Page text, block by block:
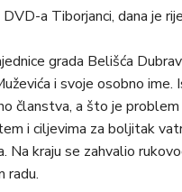
a Tiborjanci, dana je
grada Belišća
i svoje osobno
članstva, a što je
i ciljevima za boljitak
kraju se zahvalio
radu.